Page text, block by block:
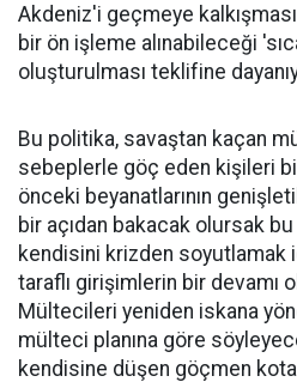
Akdeniz'i geçmeye
bir ön işleme alınabileceği
oluşturulması teklifine
Bu politika, savaştan kaçan
sebeplerle göç eden kişileri
önceki beyanatlarının
bir açıdan bakacak olursak bu
kendisini krizden
taraflı girişimlerin bir devamı
Mültecileri yeniden iskana
mülteci planına göre
kendisine düşen göçmen